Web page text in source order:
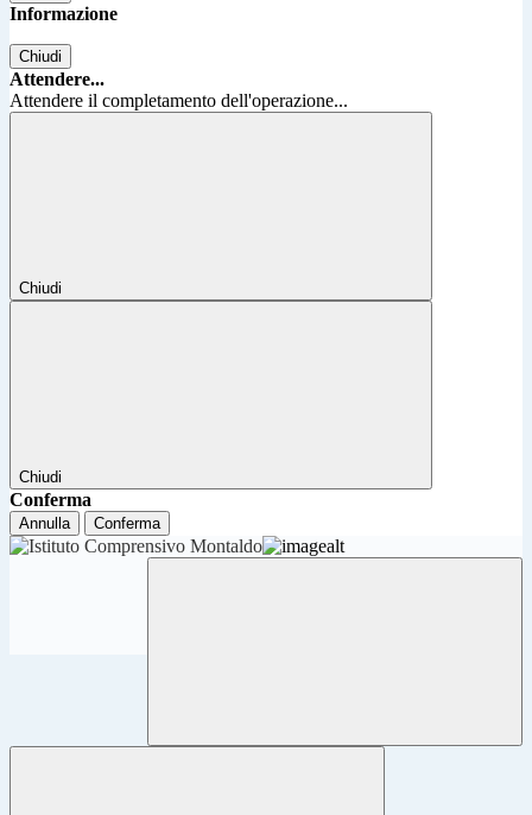
Informazione
Chiudi
Attendere...
Attendere il completamento dell'operazione...
Chiudi
Chiudi
Conferma
Annulla Conferma